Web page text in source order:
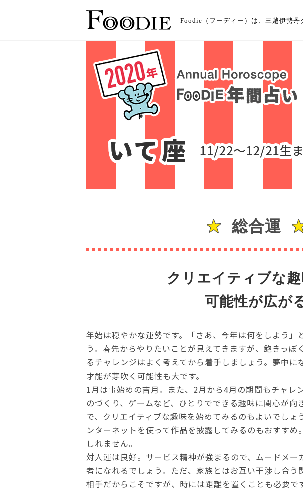
Foodie（フーディー）は、三越伊勢丹
総合運
クリエイティブな
可能性が広が
年始は穏やかな運勢です。「さあ、今年は何をしよう」
う。春先からやりたいことが見えてきますが、飽きっぽ
るチャレンジはよく考えてから着手しましょう。夢中
才能が芽吹く可能性も大です。
1月は事始めの吉月。また、2月から4月の期間もチャレ
のづくり、ゲームなど、ひとりでできる趣味に関心が向
で、クリエイティブな趣味を始めてみるのもよいでしょ
ンターネットを使って作品を披露してみるのもおすす
しれません。
対人運は良好。サービス精神が強まるので、ムードメ
者になれるでしょう。ただ、家族とはお互い干渉し合う
相手だからこそですが、時には距離を置くことも必要で